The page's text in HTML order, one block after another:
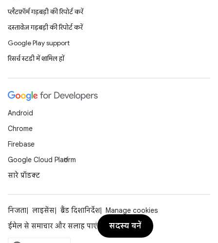
प्लैटफ़ॉर्म गड़बड़ी की रिपोर्ट करें
दस्तावेज़ गड़बड़ी की रिपोर्ट करें
Google Play support
रिसर्च स्टडी में शामिल हों
Android
Chrome
Firebase
Google Cloud Platform
सारे प्रॉडक्ट
निजता लाइसेंस ब्रैंड दिशानिर्देश
Manage cookies
ईमेल से समाचार और सलाह पाएं
सदस्य बनें